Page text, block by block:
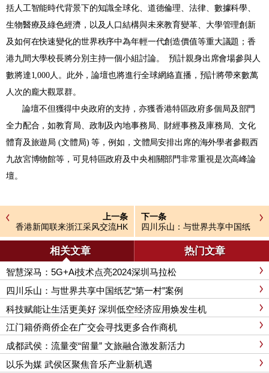
括人工智能時代背景下的知識全球化、 道德倫理、法律、 數據科學、
生物醫療及綠色經濟， 以及人口結構與未來教育變革、大學管理創新
及如何在快速變化的世界秩序中為年輕一代創造價值等重大議題；香
港九間大學校長將分別主持一個小組討論。
預計親身出席會場參與人
數將達1,000人。此外，論壇也將進行全球網絡直播，預計將帶來數萬
人次的龐大觀眾群。
論壇不但獲得中央政府的支持，亦獲香港特區政府多個局及部門
全力 配合 ，如教育局、政制及內地事務局、財經事務及庫務局、文化
體育及旅遊局 (文體局)等 ，例如 ， 文體局安排出席的海外學者參觀西
九故宮博物館等 ，可見特區政府及中央相關部門非常重視是次高峰論
壇。
上一条
香港新闻联来浙江采风交流HK
F Journalists Visit Zhejiang
下一条
四川乐山：与世界共享中国纸
艺“第一村”案例
相关文章 热门文章
智慧深马：5G+Ai技术点亮2024深圳马拉松
四川乐山：与世界共享中国纸艺“第一村”案例
科技赋能让生活更美好 深圳低空经济应用焕发生机
江门籍侨商侨企在广交会寻找更多合作商机
成都武侯：流量变“留量” 文旅融合激发新活力
以乐为媒 武侯区聚焦音乐产业新机遇